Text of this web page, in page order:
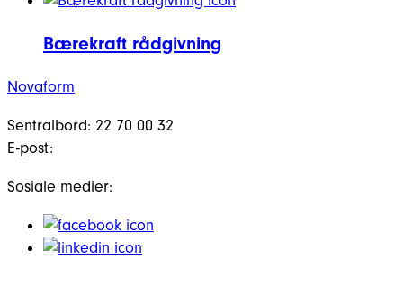
Bærekraft rådgivning
Novaform
Sentralbord: 22 70 00 32
E-post:
Sosiale medier: